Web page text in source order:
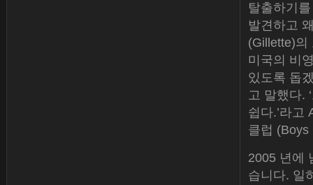
탈출하기
발견하고
(Gillette)의
미국의 비
있도록 돕
고 말했다.
쉽다.’라고
클럽 (Boys
2005 년에
습니다. 일